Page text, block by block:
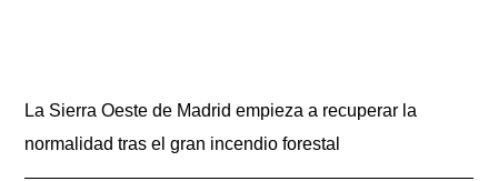
La Sierra Oeste de Madrid empieza a recuperar la
normalidad tras el gran incendio forestal